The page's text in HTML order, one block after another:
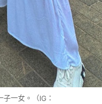
一女。（IG：